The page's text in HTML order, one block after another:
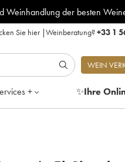
Weinhandlung der besten
Sie hier|Weinberatung?+33 1
WEIN
+ ✨Ihre